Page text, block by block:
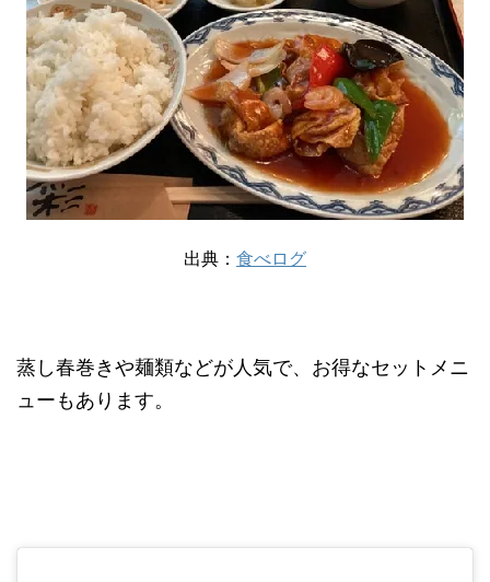
出典： 食べログ
蒸し春巻きや麺類などが人気で、お得なセットメニ
ューもあります。